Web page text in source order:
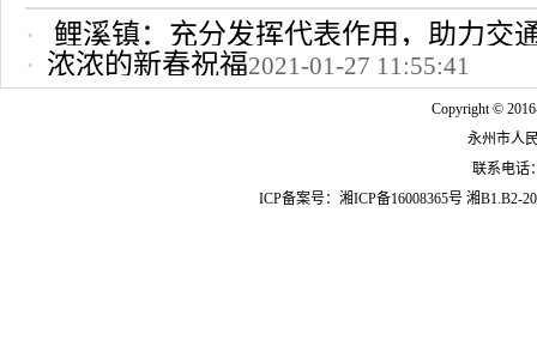
鲤溪镇：充分发挥代表作用，助力交
2022-10-24 12:09:37
浓浓的新春祝福2021-01-27 11:55:41
Copyright ©
永州市人
联系电话
ICP备案号： 湘ICP备16008365号 湘B1.B2-